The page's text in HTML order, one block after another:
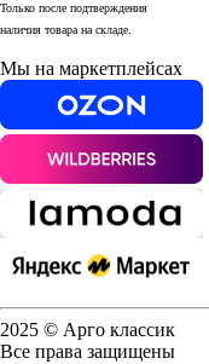
Только после подтверждения
наличия товара на складе.
Мы на маркетплейсах
2025 © Арго классик
Все права защищены